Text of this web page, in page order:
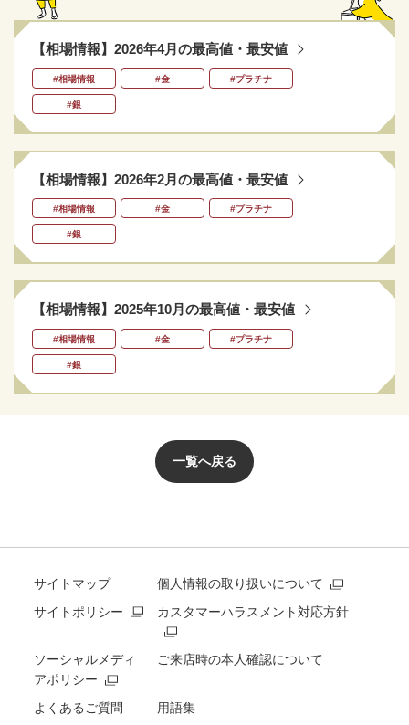
【相場情報】2026年4月の最高値・最安値
#相場情報 #金 #プラチナ
#銀
【相場情報】2026年2月の最高値・最安値
#相場情報 #金 #プラチナ
#銀
【相場情報】2025年10月の最高値・最安値
#相場情報 #金 #プラチナ
#銀
一覧へ戻る
サイトマップ
個人情報の取り扱いについて
サイトポリシー
カスタマーハラスメント対応方針
ソーシャルメディ
アポリシー
ご来店時の本人確認について
よくあるご質問 用語集